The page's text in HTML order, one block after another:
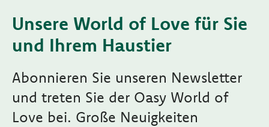
Unsere World of Love für Sie
und Ihrem Haustier
Abonnieren Sie unseren Newsletter
und treten Sie der Oasy World of
Love bei. Große Neuigkeiten